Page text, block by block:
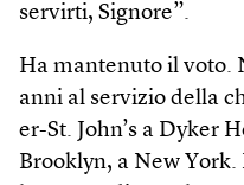
servirti, Signore”.
Ha mantenuto il voto.
anni al servizio della
er-St. John’s a Dyker
Brooklyn, a New